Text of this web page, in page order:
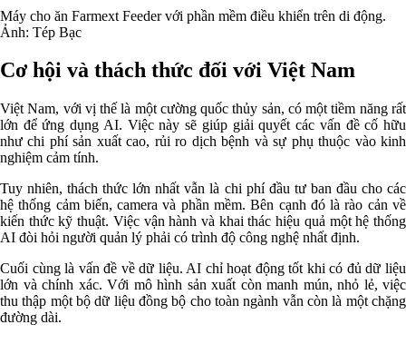
Máy cho ăn Farmext Feeder với phần mềm điều khiển trên di động.
Ảnh: Tép Bạc
Cơ hội và thách thức đối với Việt Nam
Việt Nam, với vị thế là một cường quốc thủy sản, có một tiềm năng rất
lớn để ứng dụng AI. Việc này sẽ giúp giải quyết các vấn đề cố hữu
như chi phí sản xuất cao, rủi ro dịch bệnh và sự phụ thuộc vào kinh
nghiệm cảm tính.
Tuy nhiên, thách thức lớn nhất vẫn là chi phí đầu tư ban đầu cho các
hệ thống cảm biến, camera và phần mềm. Bên cạnh đó là rào cản về
kiến thức kỹ thuật. Việc vận hành và khai thác hiệu quả một hệ thống
AI đòi hỏi người quản lý phải có trình độ công nghệ nhất định.
Cuối cùng là vấn đề về dữ liệu. AI chỉ hoạt động tốt khi có đủ dữ liệu
lớn và chính xác. Với mô hình sản xuất còn manh mún, nhỏ lẻ, việc
thu thập một bộ dữ liệu đồng bộ cho toàn ngành vẫn còn là một chặng
đường dài.